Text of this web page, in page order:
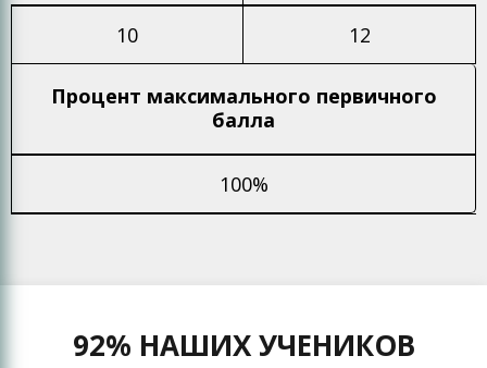
10 12
Процент максимального первичного
балла
100%
92% НАШИХ УЧЕНИКОВ